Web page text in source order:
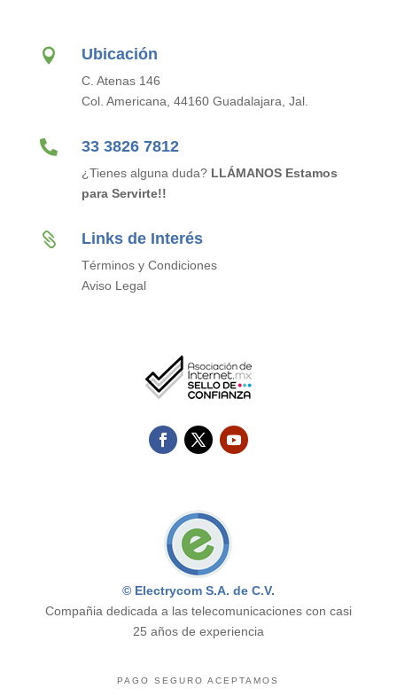
 Ubicación
C. Atenas 146
Col. Americana, 44160 Guadalajara, Jal.
 33 3826 7812
¿Tienes alguna duda? LLÁMANOS Estamos
para Servirte!!
 Links de Interés
Términos y Condiciones
Aviso Legal
© Electrycom S.A. de C.V.
Compañia dedicada a las telecomunicaciones con casi
25 años de experiencia
PAGO SEGURO ACEPTAMOS